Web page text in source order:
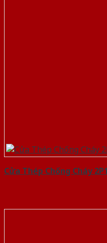
Cửa Thép Chống Cháy